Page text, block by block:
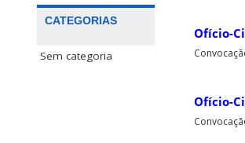
CATEGORIAS
Sem categoria
Ofício-
Ofício-